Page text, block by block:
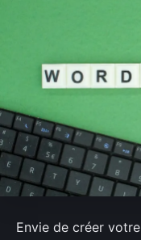
Envie de créer